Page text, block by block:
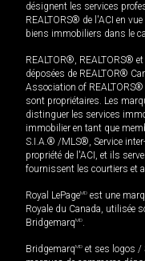
désignent les services
REALTORS® de l'ACI en
biens immobiliers dans le
REALTOR®, REALTORS®
déposées de REALTOR®
Association of
sont propriétaires. Les
distinguer les services
immobilier en tant que
S.I.A.® /MLS®, Service
propriété de l'ACI, et ils
fournissent les courtiers et
Royal LePageMD est une
Royale du Canada, utilisée
BridgemarqMD.
BridgemarqMD et ses logos /